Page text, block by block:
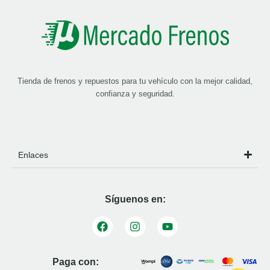
Tienda de frenos y repuestos para tu vehículo con la mejor calidad,
confianza y seguridad.
Enlaces
Síguenos en:
Paga con: